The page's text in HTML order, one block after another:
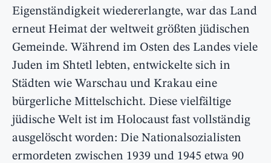
Eigenständigkeit wiedererlangte, war das Land
erneut Heimat der weltweit größten jüdischen
Gemeinde. Während im Osten des Landes viele
Juden im Shtetl lebten, entwickelte sich in
Städten wie Warschau und Krakau eine
bürgerliche Mittelschicht. Diese vielfältige
jüdische Welt ist im Holocaust fast vollständig
ausgelöscht worden: Die Nationalsozialisten
ermordeten zwischen 1939 und 1945 etwa 90